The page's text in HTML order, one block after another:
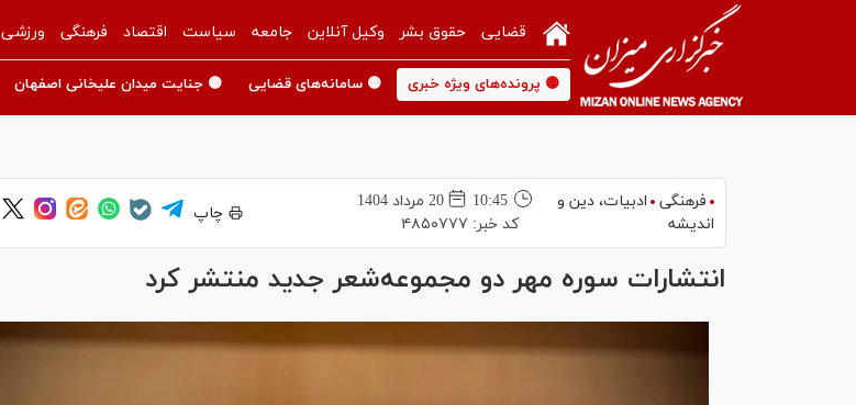
قضایی حقوق بشر وکیل آنلاین جامعه سیاست اقتصاد فرهنگی ورزشی
🟡 پرونده‌های ویژه خبری 🟡 سامانه‌های قضایی 🟡 جنایت میدان علیخانی اصفهان
فرهنگی
ادبیات، دین و
اندیشه
10:45
20 مرداد 1404
کد خبر: ۴۸۵۰۷۷۷
چاپ
انتشارات سوره مهر دو مجموعه‌شعر جدید منتشر کرد